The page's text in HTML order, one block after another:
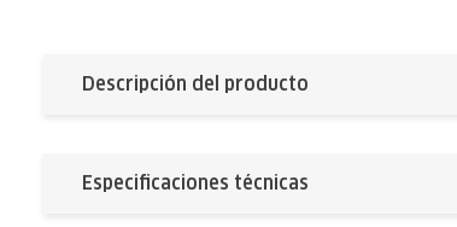
Descripción del producto
Especificaciones técnicas